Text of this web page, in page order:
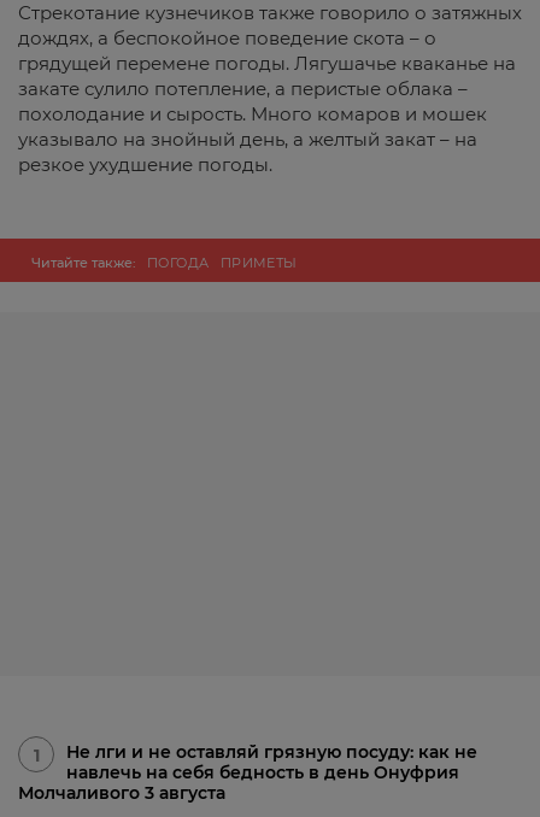
Стрекотание кузнечиков также говорило о затяжных
дождях, а беспокойное поведение скота – о
грядущей перемене погоды. Лягушачье кваканье на
закате сулило потепление, а перистые облака –
похолодание и сырость. Много комаров и мошек
указывало на знойный день, а желтый закат – на
резкое ухудшение погоды.
Читайте также: ПОГОДА ПРИМЕТЫ
1
Не лги и не оставляй грязную посуду: как не
навлечь на себя бедность в день Онуфрия
Молчаливого 3 августа